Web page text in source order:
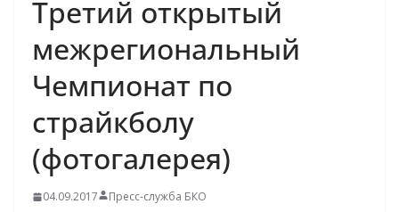
Третий открытый
межрегиональный
Чемпионат по
страйкболу
(фотогалерея)
04.09.2017 Пресс-служба БКО